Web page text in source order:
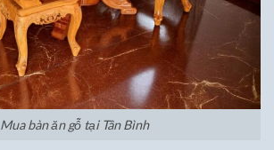
Mua bàn ăn gỗ tại Tân Bình